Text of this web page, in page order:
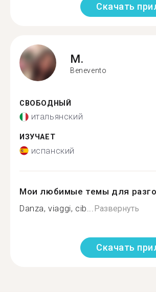
Скачать
M.
Benevento
СВОБОДНЫЙ
итальянский
ИЗУЧАЕТ
испанский
Мои любимые темы для
Danza, viaggi, cib... Развернуть
Скачать